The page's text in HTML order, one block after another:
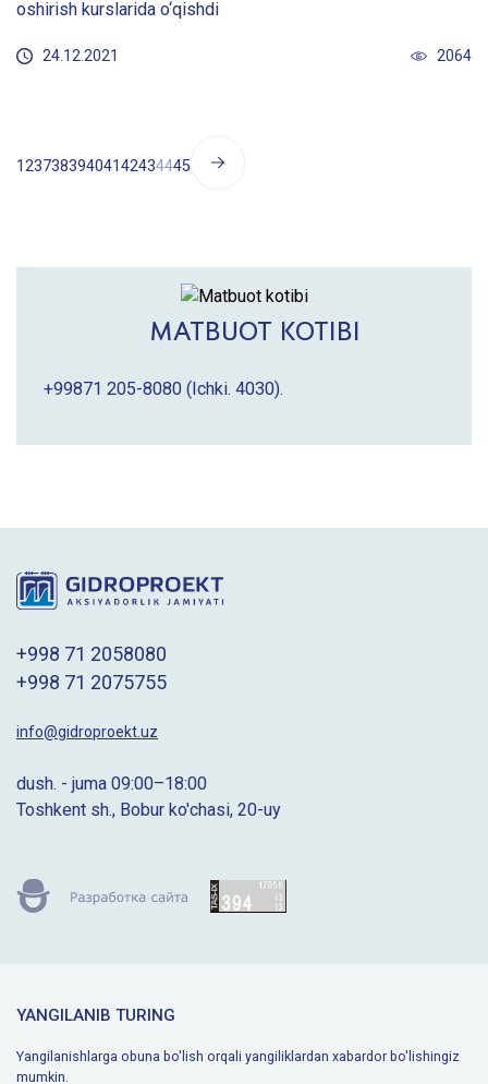
oshirish kurslarida o‘qishdi
24.12.2021 2064
12373839404142434445
MATBUOT KOTIBI
+99871 205-8080 (Ichki. 4030).
+998 71 2058080
+998 71 2075755
info@gidroproekt.uz
dush. - juma 09:00–18:00
Toshkent sh., Bobur ko'chasi, 20-uy
YANGILANIB TURING
Yangilanishlarga obuna bo'lish orqali yangiliklardan xabardor bo'lishingiz
mumkin.